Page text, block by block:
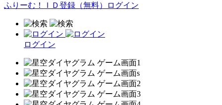
ふりーむ！ＩＤ登録（無料） ログイン
ログイン